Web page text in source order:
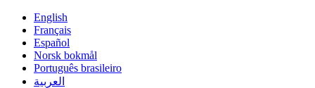
Skip
main
content
English
Français
Español
Norsk bokmål
Português brasileiro
العربية